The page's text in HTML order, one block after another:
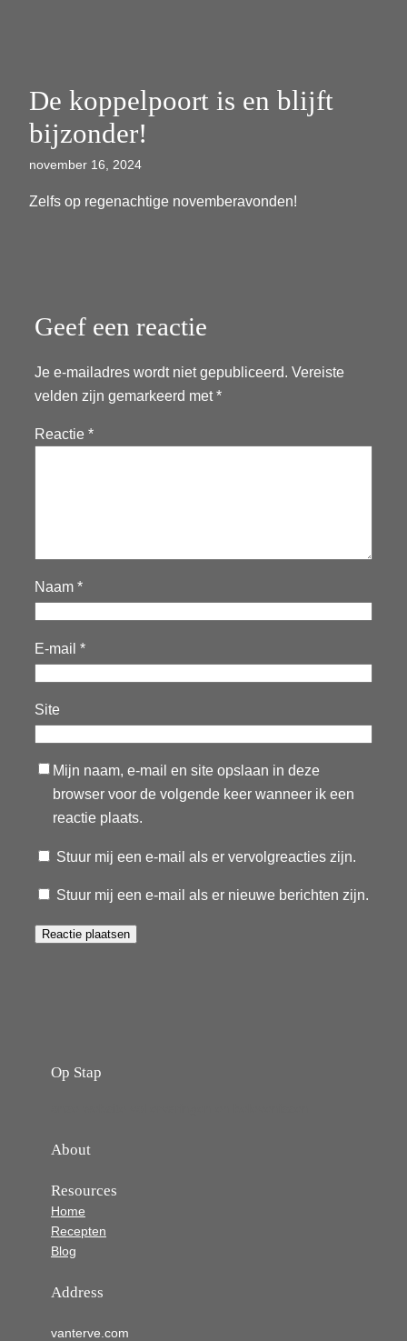
De koppelpoort is en blijft
bijzonder!
november 16, 2024
Zelfs op regenachtige novemberavonden!
Geef een reactie
Je e-mailadres wordt niet gepubliceerd. Vereiste
velden zijn gemarkeerd met*
Reactie *
Naam *
E-mail *
Site
Mijn naam, e-mail en site opslaan in deze
browser voor de volgende keer wanneer ik een
reactie plaats.
Stuur mij een e-mail als er vervolgreacties zijn.
Stuur mij een e-mail als er nieuwe berichten zijn.
Op Stap
About
Resources
Home
Recepten
Blog
Address
vanterve.com